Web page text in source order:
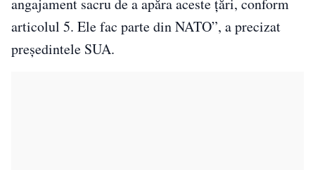
angajament sacru de a apăra aceste țări, conform
articolul 5. Ele fac parte din NATO”, a precizat
președintele SUA.